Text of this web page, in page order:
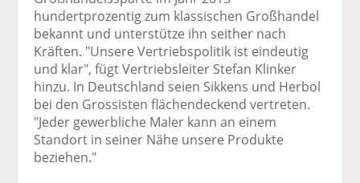
hundertprozentig zum klassischen Großhandel
bekannt und unterstütze ihn seither nach
Kräften. "Unsere Vertriebspolitik ist eindeutig
und klar", fügt Vertriebsleiter Stefan Klinker
hinzu. In Deutschland seien Sikkens und Herbol
bei den Grossisten flächendeckend vertreten.
"Jeder gewerbliche Maler kann an einem
Standort in seiner Nähe unsere Produkte
beziehen."